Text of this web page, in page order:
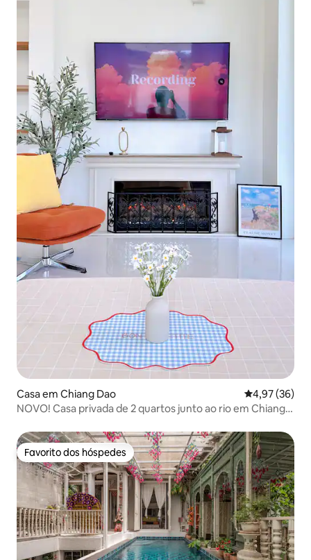
Casa em Chiang Dao Classificação
4,97 (36)
NOVO! Casa privada de 2 quartos junto ao rio em Chiang
Favorito dos hóspedes
Favorito dos hóspedes